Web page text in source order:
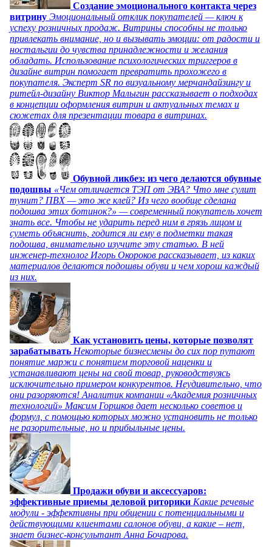
Создание эмоционального контакта через
витрину Эмоциональный отклик покупателей — ключ к
успеху розничных продаж. Витрины способны не только
привлекать внимание, но и вызывать эмоции: от радости и
ностальгии до чувства принадлежности и желания
обладать. Использование психологических триггеров в
дизайне витрин помогает превратить прохожего в
покупателя. Эксперт SR по визуальному мерчандайзингу и
ритейл-дизайну Виктор Малыгин рассказывает о подходах
в концепции оформления витрин и актуальных темах и
сюжетах для презентации товара в витринах.
Обувной ликбез: из чего делаются обувные
подошвы «Чем отличается ТЭП от ЭВА? Что мне сулит
тунит? ПВХ — это же клей? Из чего вообще сделана
подошва этих ботинок?» — современный покупатель хочет
знать все. Чтобы не ударить перед ним в грязь лицом и
суметь объяснить, годится ли ему в подметки такая
подошва, внимательно изучите эту статью. В ней
инженер-технолог Игорь Окороков рассказывает, из каких
материалов делаются подошвы обуви и чем хорош каждый
из них.
Как установить цены, которые позволят
зарабатывать Некоторые бизнесмены до сих пор путают
понятие маржи с понятием торговой наценки и
устанавливают цены на свой товар, руководствуясь
исключительно примером конкурентов. Неудивительно, что
они разоряются! Аналитик компании «Академия розничных
технологий» Максим Горшков дает несколько советов и
формул, с помощью которых можно установить не только
не разорительные, но и прибыльные цены.
Продажи обуви и аксессуаров:
эффективные приемы деловой риторики Какие речевые
модули - эффективны при общении с потенциальными и
действующими клиентами салонов обуви, а какие – нет,
знает бизнес-консультант Анна Бочарова.